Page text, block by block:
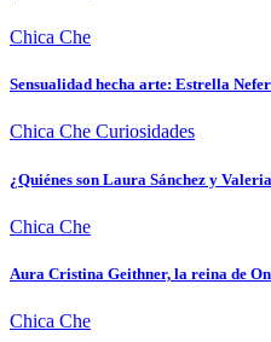
Chica Che
Sensualidad hecha arte: Estrella
Chica Che Curiosidades
¿Quiénes son Laura Sánchez y
Chica Che
Aura Cristina Geithner, la reina de
Chica Che